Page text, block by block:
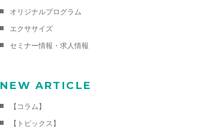
オリジナルプログラム
エクササイズ
セミナー情報・求人情報
NEW ARTICLE
【コラム】
【トピックス】